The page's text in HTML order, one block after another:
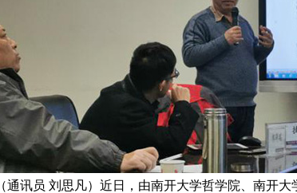
（通讯员 刘思凡）近日，由南开大学哲学院、南开